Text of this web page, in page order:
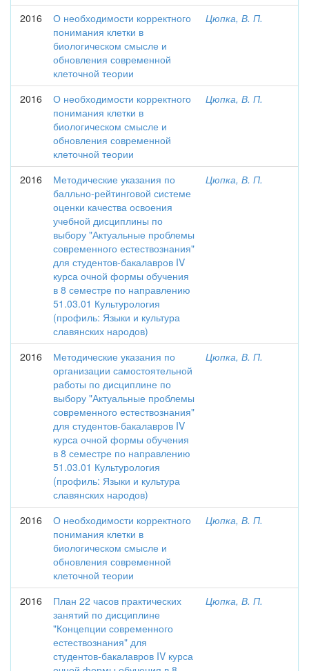
2016
О необходимости корректного
понимания клетки в
биологическом смысле и
обновления современной
клеточной теории
Цюпка, В. П.
2016
О необходимости корректного
понимания клетки в
биологическом смысле и
обновления современной
клеточной теории
Цюпка, В. П.
2016
Методические указания по
балльно-рейтинговой системе
оценки качества освоения
учебной дисциплины по
выбору "Актуальные проблемы
современного естествознания"
для студентов-бакалавров IV
курса очной формы обучения
в 8 семестре по направлению
51.03.01 Культурология
(профиль: Языки и культура
славянских народов)
Цюпка, В. П.
2016
Методические указания по
организации самостоятельной
работы по дисциплине по
выбору "Актуальные проблемы
современного естествознания"
для студентов-бакалавров IV
курса очной формы обучения
в 8 семестре по направлению
51.03.01 Культурология
(профиль: Языки и культура
славянских народов)
Цюпка, В. П.
2016
О необходимости корректного
понимания клетки в
биологическом смысле и
обновления современной
клеточной теории
Цюпка, В. П.
2016
План 22 часов практических
занятий по дисциплине
"Концепции современного
естествознания" для
студентов-бакалавров IV курса
Цюпка, В. П.